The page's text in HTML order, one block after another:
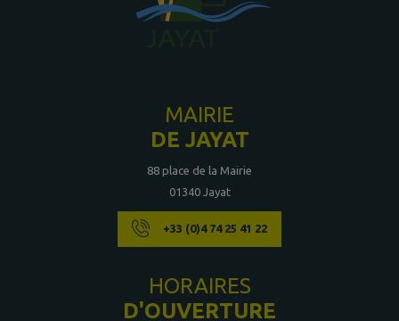
MAIRIE
DE JAYAT
88 place de la Mairie
01340 Jayat
+33 (0)4 74 25 41 22
HORAIRES
D'OUVERTURE